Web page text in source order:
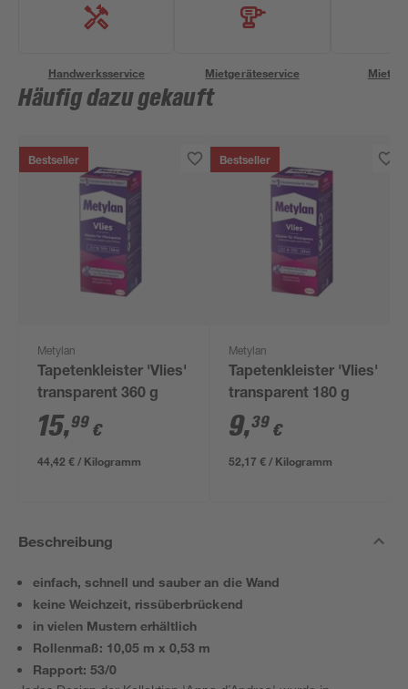
Handwerksservice Mietgeräteservice
Häufig dazu gekauft
Bestseller
Metylan
Tapetenkleister 'Vlies'
transparent 360 g
15,99 €
44,42 € / Kilogramm
Bestseller
Metylan
Tapetenkleister 'Vlies'
transparent 180 g
9,39 €
52,17 € / Kilogramm
Beschreibung
einfach, schnell und sauber an die Wand
keine Weichzeit, rissüberbrückend
in vielen Mustern erhältlich
Rollenmaß: 10,05 m x 0,53 m
Rapport: 53/0